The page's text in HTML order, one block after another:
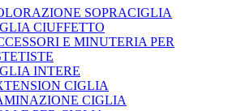
SOPRACIGLIA
CIUFFETTO
E MINUTERIA PER
INTERE
CIGLIA
CIGLIA